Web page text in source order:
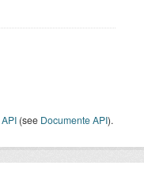
API (see Documente API).